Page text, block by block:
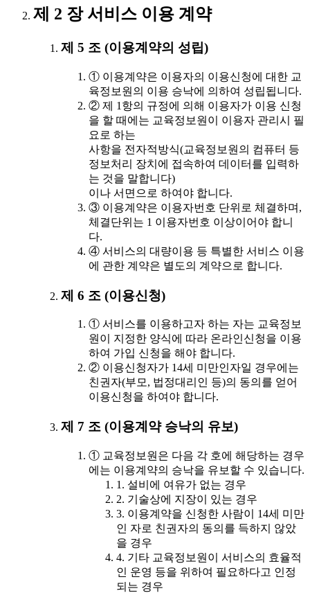
제 2 장 서비스 이용 계약
제 5 조 (이용계약의 성립)
① 이용계약은 이용자의 이용신청에 대한 교
육정보원의 이용 승낙에 의하여 성립됩니다.
② 제 1항의 규정에 의해 이용자가 이용 신청
을 할 때에는 교육정보원이 이용자 관리시 필
요로 하는
사항을 전자적방식(교육정보원의 컴퓨터 등
정보처리 장치에 접속하여 데이터를 입력하
는 것을 말합니다)
이나 서면으로 하여야 합니다.
③ 이용계약은 이용자번호 단위로 체결하며,
체결단위는 1 이용자번호 이상이어야 합니
다.
④ 서비스의 대량이용 등 특별한 서비스 이용
에 관한 계약은 별도의 계약으로 합니다.
제 6 조 (이용신청)
① 서비스를 이용하고자 하는 자는 교육정보
원이 지정한 양식에 따라 온라인신청을 이용
하여 가입 신청을 해야 합니다.
② 이용신청자가 14세 미만인자일 경우에는
친권자(부모, 법정대리인 등)의 동의를 얻어
이용신청을 하여야 합니다.
제 7 조 (이용계약 승낙의 유보)
① 교육정보원은 다음 각 호에 해당하는 경우
에는 이용계약의 승낙을 유보할 수 있습니다.
1. 설비에 여유가 없는 경우
2. 기술상에 지장이 있는 경우
3. 이용계약을 신청한 사람이 14세 미만
인 자로 친권자의 동의를 득하지 않았
을 경우
4. 기타 교육정보원이 서비스의 효율적
인 운영 등을 위하여 필요하다고 인정
되는 경우